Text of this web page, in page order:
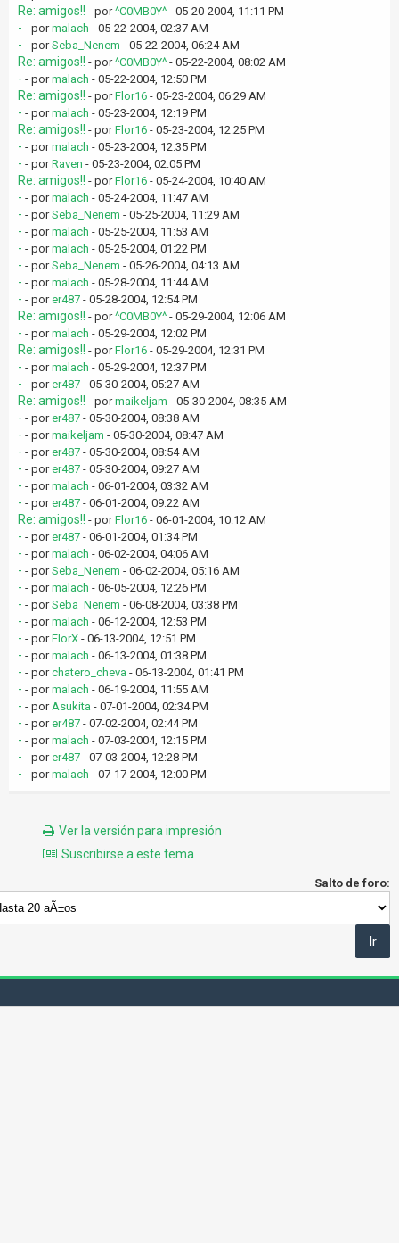
Re: amigos!! - por^C0MB0Y^ - 05-20-2004, 11:11 PM
- - pormalach - 05-22-2004, 02:37 AM
- - porSeba_Nenem - 05-22-2004, 06:24 AM
Re: amigos!! - por^C0MB0Y^ - 05-22-2004, 08:02 AM
- - pormalach - 05-22-2004, 12:50 PM
Re: amigos!! - porFlor16 - 05-23-2004, 06:29 AM
- - pormalach - 05-23-2004, 12:19 PM
Re: amigos!! - porFlor16 - 05-23-2004, 12:25 PM
- - pormalach - 05-23-2004, 12:35 PM
- - porRaven - 05-23-2004, 02:05 PM
Re: amigos!! - porFlor16 - 05-24-2004, 10:40 AM
- - pormalach - 05-24-2004, 11:47 AM
- - porSeba_Nenem - 05-25-2004, 11:29 AM
- - pormalach - 05-25-2004, 11:53 AM
- - pormalach - 05-25-2004, 01:22 PM
- - porSeba_Nenem - 05-26-2004, 04:13 AM
- - pormalach - 05-28-2004, 11:44 AM
- - porer487 - 05-28-2004, 12:54 PM
Re: amigos!! - por^C0MB0Y^ - 05-29-2004, 12:06 AM
- - pormalach - 05-29-2004, 12:02 PM
Re: amigos!! - porFlor16 - 05-29-2004, 12:31 PM
- - pormalach - 05-29-2004, 12:37 PM
- - porer487 - 05-30-2004, 05:27 AM
Re: amigos!! - pormaikeljam - 05-30-2004, 08:35 AM
- - porer487 - 05-30-2004, 08:38 AM
- - pormaikeljam - 05-30-2004, 08:47 AM
- - porer487 - 05-30-2004, 08:54 AM
- - porer487 - 05-30-2004, 09:27 AM
- - pormalach - 06-01-2004, 03:32 AM
- - porer487 - 06-01-2004, 09:22 AM
Re: amigos!! - porFlor16 - 06-01-2004, 10:12 AM
- - porer487 - 06-01-2004, 01:34 PM
- - pormalach - 06-02-2004, 04:06 AM
- - porSeba_Nenem - 06-02-2004, 05:16 AM
- - pormalach - 06-05-2004, 12:26 PM
- - porSeba_Nenem - 06-08-2004, 03:38 PM
- - pormalach - 06-12-2004, 12:53 PM
- - porFlorX - 06-13-2004, 12:51 PM
- - pormalach - 06-13-2004, 01:38 PM
- - porchatero_cheva - 06-13-2004, 01:41 PM
- - pormalach - 06-19-2004, 11:55 AM
- - porAsukita - 07-01-2004, 02:34 PM
- - porer487 - 07-02-2004, 02:44 PM
- - pormalach - 07-03-2004, 12:15 PM
- - porer487 - 07-03-2004, 12:28 PM
- - pormalach - 07-17-2004, 12:00 PM
Ver la versión para impresión
Suscribirse a este tema
Salto de foro: